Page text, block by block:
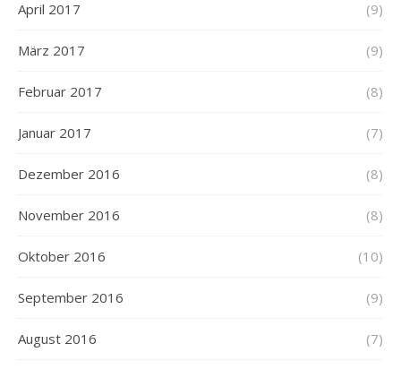
April 2017 (9)
März 2017 (9)
Februar 2017 (8)
Januar 2017 (7)
Dezember 2016 (8)
November 2016 (8)
Oktober 2016 (10)
September 2016 (9)
August 2016 (7)